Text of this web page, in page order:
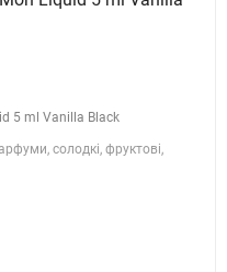
5 ml Vanilla Black
солодкі, фруктові,